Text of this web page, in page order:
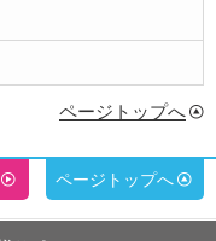
ページトップへ
ページトップへ